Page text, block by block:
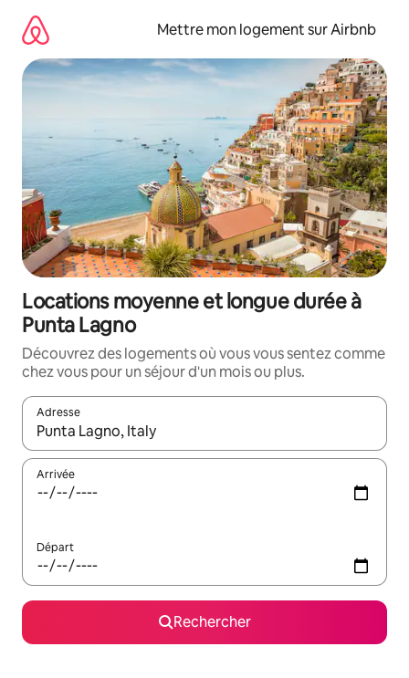
directement
contenu
Mettre mon logement sur Airbnb
Locations moyenne et longue durée à
Punta Lagno
Découvrez des logements où vous vous sentez comme
chez vous pour un séjour d'un mois ou plus.
Adresse
Lorsque les résultats s'affichent, utilisez les flèches vers le
Arrivée
Départ
Rechercher